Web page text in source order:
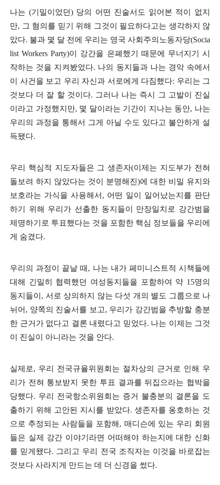
나는 (기밀이었던) 당의 어떤 진술서도 읽어본 적이 없지
만, 그 혐의를 믿기 위해 그것이 필요하다고는 생각하지 않
았다. 불과 몇 달 전에 우리는 영국 사회주의노동자당(Socia
list Workers Party)이 강간을 은폐했기 때문에 무너지기 시
작하는 것을 지켜봤었다. 나의 동지들과 나는 경악 속에서
이 사건을 보고 우리 자신과 서로에게 다짐했다: 우리는 그
것보다 더 잘 할 것이다. 그러나 나는 즉시 그 고발이 진실
이라고 가정했지만, 몇 달이라는 기간이 지나는 동안, 나는
우리의 과정을 통해서 그게 아닐 수도 있다고 불안하게 설
득됐다.
우리 핵심적 지도자들은 그 생존자(이제는 지도부가 전혀
돌보려 하지 않았다는 것이 분명해진)에 대한 비밀 유지와
보호라는 가식을 사용해서 , 어떤 일이 일어났는지를 판단
하기 위해 우리가 선출한 동지들이 만장일치로 강간범을
제명하기로 투표했다는 것을 포함한 핵심 정보들을 우리에
게 숨겼다.
우리의 과정이 끝날 때 , 나는 내가 페미니스트적 시책들에
대해 긴밀히 협력했던 여성동지들을 포함하여 약 15명의
동지들이 , 서로 상의하지 않는 다섯 개의 별도 그룹으로 나
뉘어 , 양쪽의 진술서를 보고, 우리가 강간범을 추방할 충분
한 근거가 없다고 결론 내렸다고 믿었다. 나는 이제는 그것
이 진실이 아니라는 것을 안다.
실제로, 우리 전국규율위원회는 절차상의 근거로 인해 우
리가 전혀 통보받지 못한 투표 결과를 뒤집으라는 협박을
당했다. 우리 전국항소위원회는 증거 불충분의 결론을 도
출하기 위해 고안된 지시를 받았다. 생존자를 옹호하는 것
으로 추정되는 사람들을 포함해 , 매디슨에 있는 우리 회원
들은 실제 강간 이야기라면 어떠해야 하는지에 대한 신화
를 믿게됐다. 그리고 우리 전국 조직자는 이것을 바로잡는
것보다 사라지게 만드는 데 더 신경을 썼다.